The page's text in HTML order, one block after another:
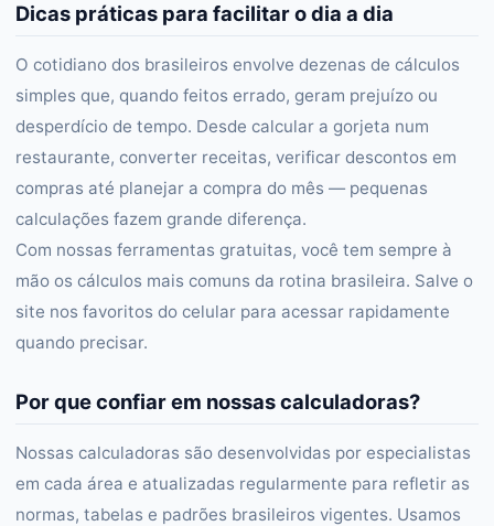
Dicas práticas para facilitar o dia a dia
O cotidiano dos brasileiros envolve dezenas de cálculos
simples que, quando feitos errado, geram prejuízo ou
desperdício de tempo. Desde calcular a gorjeta num
restaurante, converter receitas, verificar descontos em
compras até planejar a compra do mês — pequenas
calculações fazem grande diferença.
Com nossas ferramentas gratuitas, você tem sempre à
mão os cálculos mais comuns da rotina brasileira. Salve o
site nos favoritos do celular para acessar rapidamente
quando precisar.
Por que confiar em nossas calculadoras?
Nossas calculadoras são desenvolvidas por especialistas
em cada área e atualizadas regularmente para refletir as
normas, tabelas e padrões brasileiros vigentes. Usamos